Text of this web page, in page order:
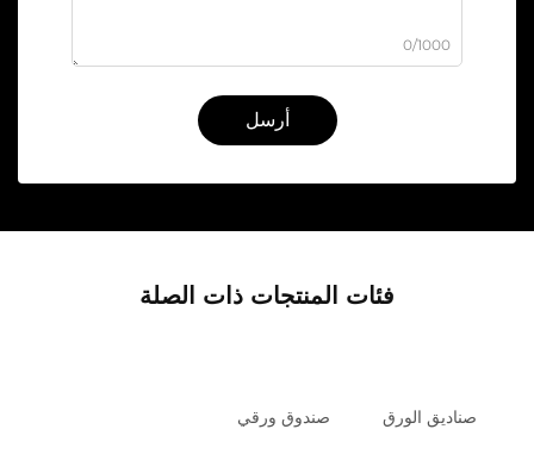
0/1000
أرسل
فئات المنتجات ذات الصلة
صناديق الورق صندوق ورقي